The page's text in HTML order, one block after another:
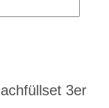
3er